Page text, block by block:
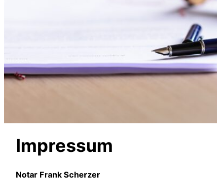
Impressum
Notar Frank Scherzer